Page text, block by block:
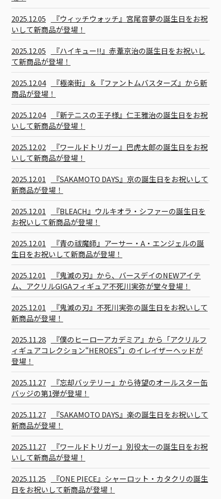
2025.12.05
『ウィッチウォッチ』宮尾音夢の誕生日をお祝
いして新商品が登場！
2025.12.05
『ハイキュー!!』赤葦京治の誕生日をお祝いし
て新商品が登場！
2025.12.04
『極楽街』＆『ファントムバスターズ』から新
商品が登場！
2025.12.04
『新テニスの王子様』仁王雅治の誕生日をお祝
いして新商品が登場！
2025.12.02
『ワールドトリガー』巴虎太郎の誕生日をお祝
いして新商品が登場！
2025.12.01
『SAKAMOTO DAYS』京の誕生日をお祝いして
新商品が登場！
2025.12.01
『BLEACH』ウルキオラ・シファーの誕生日を
お祝いして新商品が登場！
2025.12.01
『青の祓魔師』アーサー・A・エンジェルの誕
生日をお祝いして新商品が登場！
2025.12.01
『鬼滅の刃』から、バースデイのNEWアイテ
ム、アクリルGIGAフィギュア不死川実弥が堂々登場！
2025.12.01
『鬼滅の刃』不死川実弥の誕生日をお祝いして
新商品が登場！
2025.11.28
『僕のヒーローアカデミア』から「アクリルフ
ィギュアコレクション“HEROES”」のイレイザーヘッドが
登場！
2025.11.27
『忘却バッテリー』から待望のオールスター缶
バッジの第1弾が登場！
2025.11.27
『SAKAMOTO DAYS』楽の誕生日をお祝いして
新商品が登場！
2025.11.27
『ワールドトリガー』別役太一の誕生日をお祝
いして新商品が登場！
2025.11.25
『ONE PIECE』シャーロット・カタクリの誕生
日をお祝いして新商品が登場！